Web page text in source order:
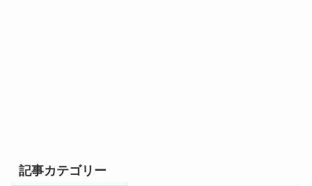
記事カテゴリー